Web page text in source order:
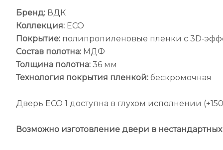
Бренд: ВДК
Коллекция: ECO
Покрытие: полипропиленовые пленки с 3D-
Состав полотна: МДФ
Толщина полотна: 36 мм
Технология покрытия пленкой: бескромочная
Дверь ECO 1 доступна в глухом исполнении
Возможно изготовление двери в нестандартных